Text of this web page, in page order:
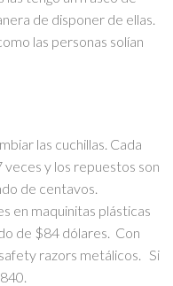
de disponer de ellas.
las personas solían
las cuchillas. Cada
y los repuestos son
de centavos.
en maquinitas plásticas
de $84 dólares. Con
razors metálicos. Si